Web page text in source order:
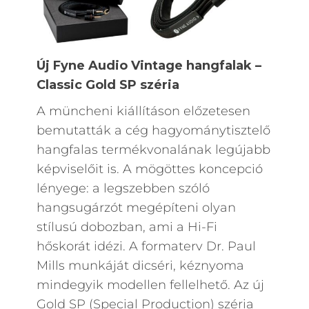
Új Fyne Audio Vintage hangfalak –
Classic Gold SP széria
A müncheni kiállításon előzetesen
bemutatták a cég hagyománytisztelő
hangfalas termékvonalának legújabb
képviselőit is. A mögöttes koncepció
lényege: a legszebben szóló
hangsugárzót megépíteni olyan
stílusú dobozban, ami a Hi-Fi
hőskorát idézi. A formaterv Dr. Paul
Mills munkáját dicséri, kéznyoma
mindegyik modellen fellelhető. Az új
Gold SP (Special Production) széria